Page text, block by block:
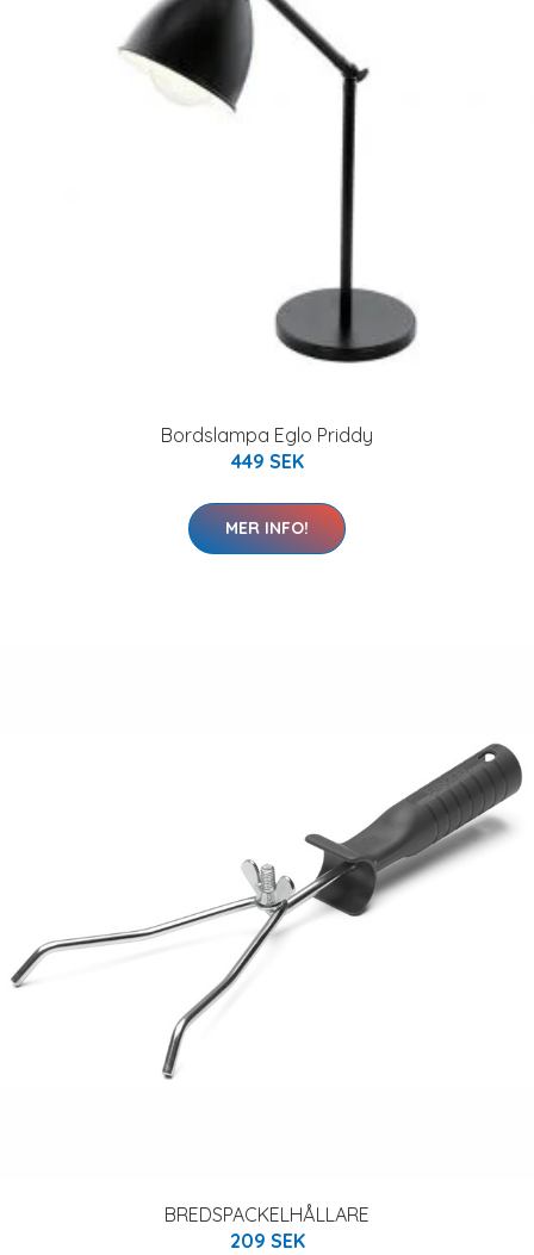
Bordslampa Eglo Priddy
449 SEK
MER INFO!
BREDSPACKELHÅLLARE
209 SEK